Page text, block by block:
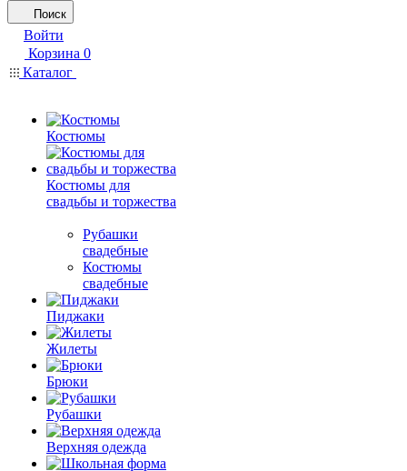
Поиск
Войти
Корзина 0
Каталог
Костюмы
Костюмы для
свадьбы и торжества
Рубашки
свадебные
Костюмы
свадебные
Пиджаки
Жилеты
Брюки
Рубашки
Верхняя одежда